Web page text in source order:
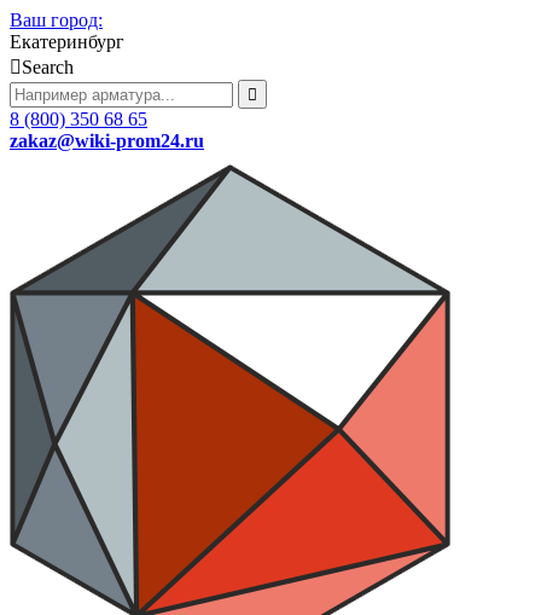
Ваш город:
Екатеринбург
Search
8 (800) 350 68 65
zakaz@wiki-prom24.ru